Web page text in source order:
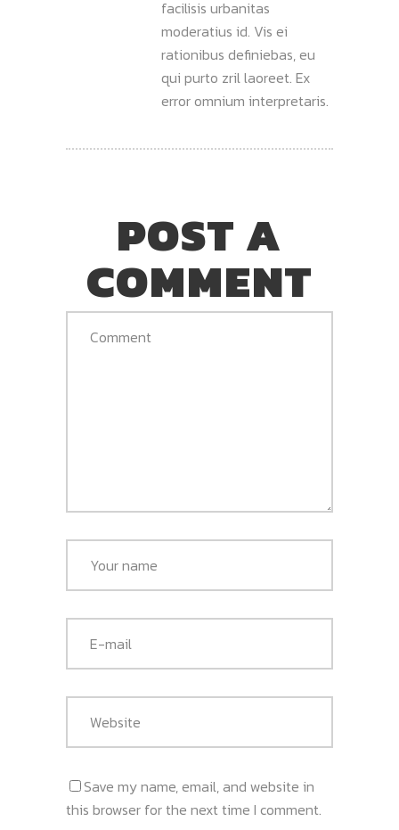
facilisis urbanitas
moderatius id. Vis ei
rationibus definiebas, eu
qui purto zril laoreet. Ex
error omnium interpretaris.
POST A
COMMENT
Save my name, email, and website in
this browser for the next time I comment.